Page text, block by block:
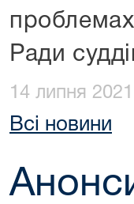
Ради
14 липня
Всі новини